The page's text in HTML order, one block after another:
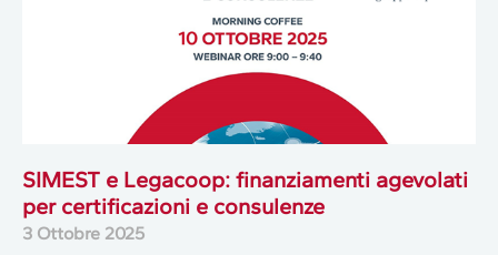
SIMEST e Legacoop: finanziamenti agevolati
per certificazioni e consulenze
3 Ottobre 2025